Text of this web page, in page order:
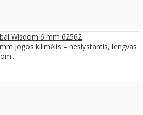
Wisdom 6 mm 62562
jogos kilimėlis – neslystantis, lengvas